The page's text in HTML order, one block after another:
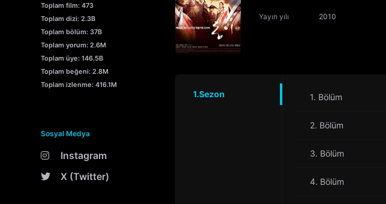
Toplam film: 473
Toplam dizi: 2.3B
Toplam bölüm: 37B
Toplam yorum: 2.6M
Toplam üye: 146.5B
Toplam beğeni: 2.8M
Toplam izlenme: 416.1M
Sosyal Medya
Instagram
X (Twitter)
Yayın yılı 2010
1.Sezon 1. Bölüm
2. Bölüm
3. Bölüm
4. Bölüm